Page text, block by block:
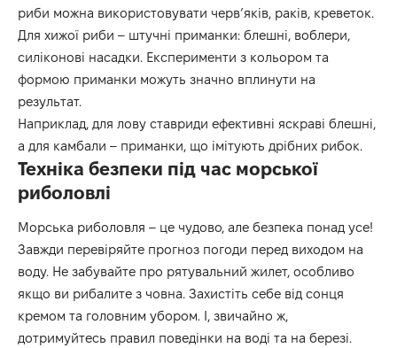
риби можна використовувати черв’яків, раків, креветок.
Для хижої риби – штучні приманки: блешні, воблери,
силіконові насадки. Експерименти з кольором та
формою приманки можуть значно вплинути на
результат.
Наприклад, для лову ставриди ефективні яскраві блешні,
а для камбали – приманки, що імітують дрібних рибок.
Техніка безпеки під час морської
риболовлі
Морська риболовля – це чудово, але безпека понад усе!
Завжди перевіряйте прогноз погоди перед виходом на
воду. Не забувайте про рятувальний жилет, особливо
якщо ви рибалите з човна. Захистіть себе від сонця
кремом та головним убором. І, звичайно ж,
дотримуйтесь правил поведінки на воді та на березі.